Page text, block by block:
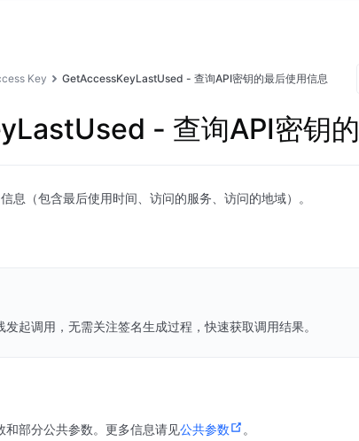
Key GetAccessKeyLastUsed - 查询API密钥的最后使用信息
- 查询API密钥
息（包含最后使用时间、访问的服务、访问的地域）。
起调用，无需关注签名生成过程，快速获取调用结果。
部分公共参数。更多信息请见公共参数 。